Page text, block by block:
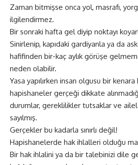
Zaman bitmişse onca yol, masrafı,
ilgilendirmez.
Bir sonraki hafta gel diyip noktayı
Sinirlenip, kapıdaki gardiyanla ya da
hafifinden bir-kaç aylık görüşe
neden olabilir.
Yasa yapılırken insan olgusu bir kenara
hapishaneler gerçeği dikkate
durumlar, gereklilikler tutsaklar ve
sayılmış.
Gerçekler bu kadarla sınırlı değil!
Hapishanelerde hak ihlalleri olduğu
Bir hak ihlalini ya da bir talebinizi dile